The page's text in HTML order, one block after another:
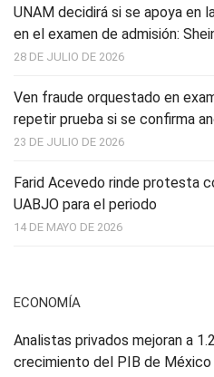
UNAM decidirá si se apoya en
en el examen de admisión:
28 DE JULIO DE 2026
Ven fraude orquestado en
repetir prueba si se confirma
23 DE JULIO DE 2026
Farid Acevedo rinde protesta
UABJO para el periodo
14 DE MAYO DE 2026
ECONOMÍA
Analistas privados mejoran a
crecimiento del PIB de México